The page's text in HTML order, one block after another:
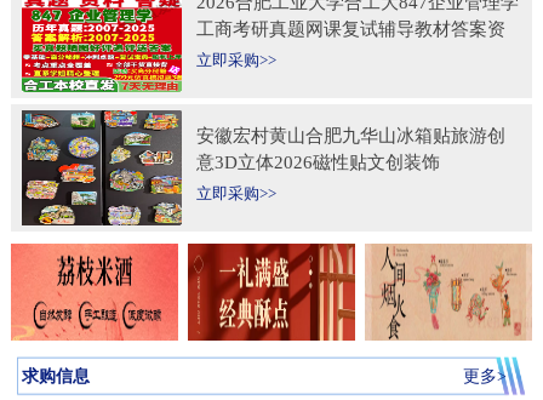
工商考研真题网课复试辅导教材答案资
料考前冲刺押题预测三套卷3套题
立即采购>>
安徽宏村黄山合肥九华山冰箱贴旅游创
意3D立体2026磁性贴文创装饰
立即采购>>
求购信息 更多>